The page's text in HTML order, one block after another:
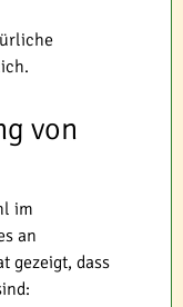
von
im
an
gezeigt, dass